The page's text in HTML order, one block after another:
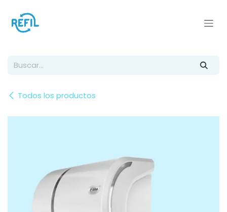
Todos los productos